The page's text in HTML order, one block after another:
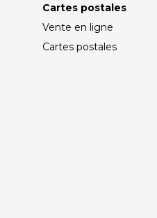
Cartes postales
Vente en ligne
Cartes postales